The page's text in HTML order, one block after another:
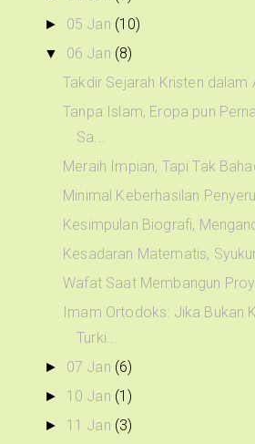
► 05 Jan (10)
▼ 06 Jan (8)
Takdir Sejarah Kristen dalam
Tanpa Islam, Eropa pun
Sa...
Meraih Impian, Tapi Tak
Minimal Keberhasilan
Kesimpulan Biografi,
Kesadaran Matematis,
Wafat Saat Membangun
Imam Ortodoks: Jika Bukan
Turki...
► 07 Jan (6)
► 10 Jan (1)
► 11 Jan (3)